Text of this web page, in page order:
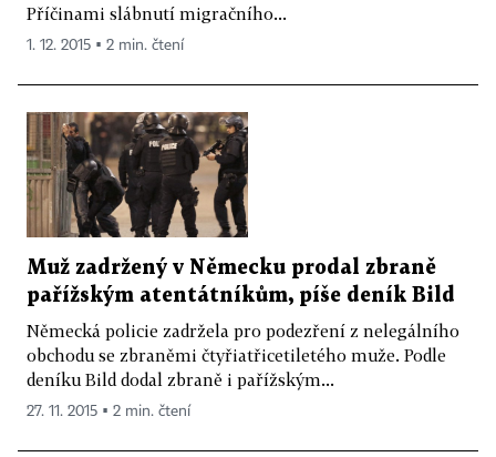
Příčinami slábnutí migračního...
1. 12. 2015 ▪ 2 min. čtení
Muž zadržený v Německu prodal zbraně
pařížským atentátníkům, píše deník Bild
Německá policie zadržela pro podezření z nelegálního
obchodu se zbraněmi čtyřiatřicetiletého muže. Podle
deníku Bild dodal zbraně i pařížským...
27. 11. 2015 ▪ 2 min. čtení